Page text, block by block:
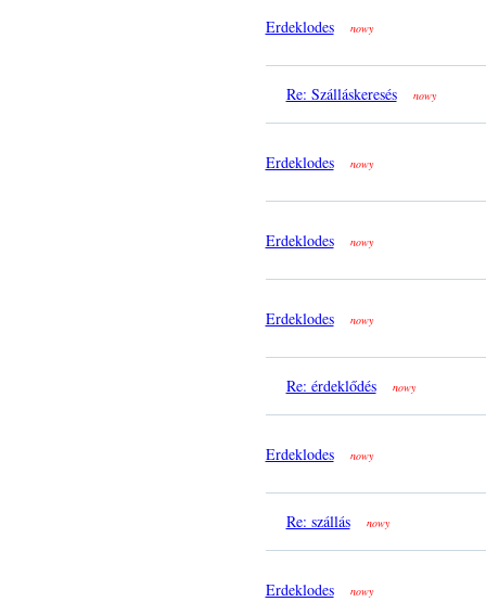
Erdeklodes nowy
Re: Szálláskeresés nowy
Erdeklodes nowy
Erdeklodes nowy
Erdeklodes nowy
Re: érdeklődés nowy
Erdeklodes nowy
Re: szállás nowy
Erdeklodes nowy